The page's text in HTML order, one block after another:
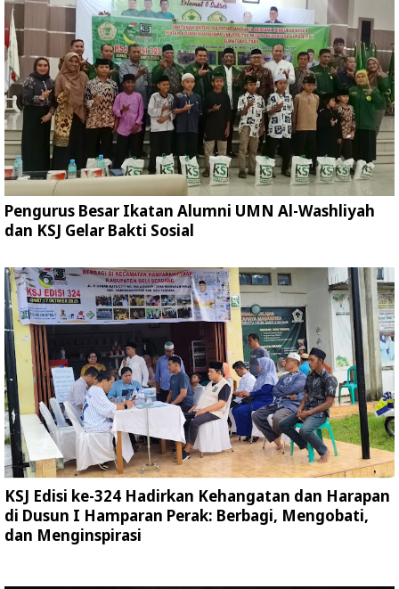
Pengurus Besar Ikatan Alumni UMN Al-Washliyah
dan KSJ Gelar Bakti Sosial
KSJ Edisi ke-324 Hadirkan Kehangatan dan Harapan
di Dusun I Hamparan Perak: Berbagi, Mengobati,
dan Menginspirasi